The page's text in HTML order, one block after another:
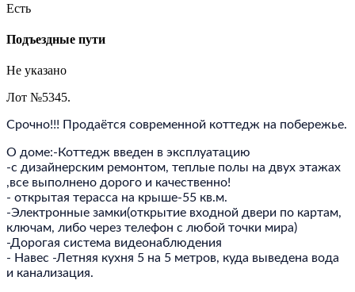
Есть
Подъездные пути
Не указано
Лот №5345.
О доме:-Коттедж введен в эксплуатацию
-с дизайнерским ремонтом, теплые полы на двух этажах
,все выполнено дорого и качественно!
- открытая терасса на крыше-55 кв.м.
-Электронные замки(открытие входной двери по картам,
ключам, либо через телефон с любой точки мира)
-Дорогая система видеонаблюдения
- Навес -Летняя кухня 5 на 5 метров, куда выведена вода
и канализация.